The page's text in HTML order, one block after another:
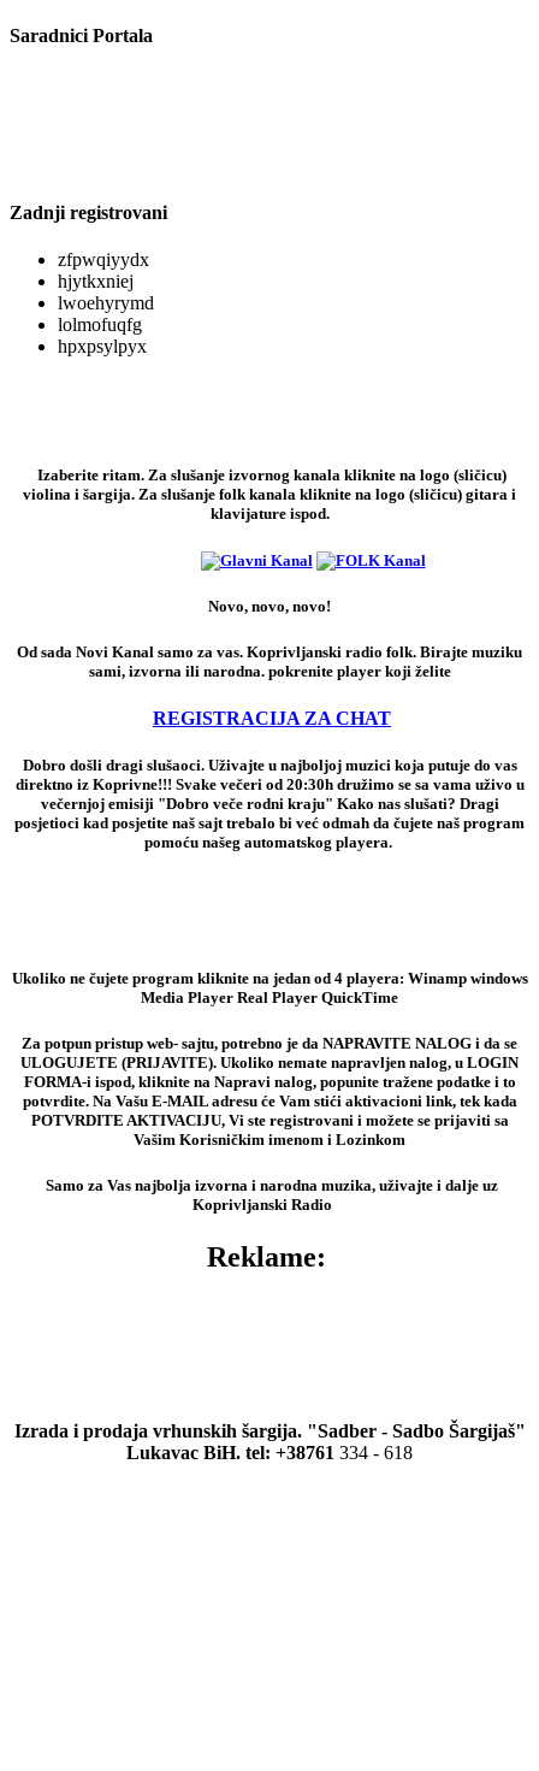
Saradnici Portala
Zadnji registrovani
zfpwqiyydx
hjytkxniej
lwoehyrymd
lolmofuqfg
hpxpsylpyx
Izaberite ritam. Za slušanje izvornog kanala kliknite na logo (sličicu)
violina i šargija. Za slušanje folk kanala kliknite na logo (sličicu) gitara i
klavijature ispod.
Novo, novo, novo!
Od sada Novi Kanal samo za vas. Koprivljanski radio folk. Birajte muziku
sami, izvorna ili narodna. pokrenite player koji želite
REGISTRACIJA ZA CHAT
Dobro došli dragi slušaoci. Uživajte u najboljoj muzici koja putuje do vas
direktno iz Koprivne!!! Svake večeri od 20:30h družimo se sa vama uživo u
večernjoj emisiji "Dobro veče rodni kraju" Kako nas slušati? Dragi
posjetioci kad posjetite naš sajt trebalo bi već odmah da čujete naš program
pomoću našeg automatskog playera.
Ukoliko ne čujete program kliknite na jedan od 4 playera: Winamp windows
Media Player Real Player QuickTime
Za potpun pristup web- sajtu, potrebno je da NAPRAVITE NALOG i da se
ULOGUJETE (PRIJAVITE). Ukoliko nemate napravljen nalog, u LOGIN
FORMA-i ispod, kliknite na Napravi nalog, popunite tražene podatke i to
potvrdite. Na Vašu E-MAIL adresu će Vam stići aktivacioni link, tek kada
POTVRDITE AKTIVACIJU, Vi ste registrovani i možete se prijaviti sa
Vašim Korisničkim imenom i Lozinkom
Samo za Vas najbolja izvorna i narodna muzika, uživajte i dalje uz
Koprivljanski Radio
Reklame:
Izrada i prodaja vrhunskih šargija. "Sadber - Sadbo Šargijaš"
Lukavac BiH. tel: +38761 334 - 618